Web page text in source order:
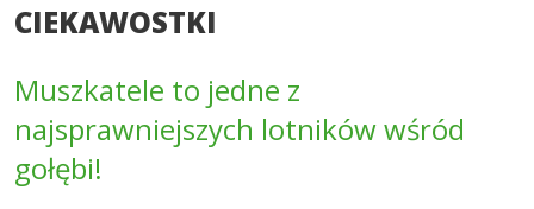
CIEKAWOSTKI
Muszkatele to jedne z
najsprawniejszych lotników wśród
gołębi!